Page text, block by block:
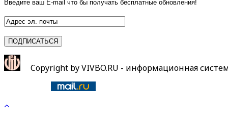
Введите ваш E-mail что бы получать бесплатные обновления!
Copyright by VIVBO.RU - информационная